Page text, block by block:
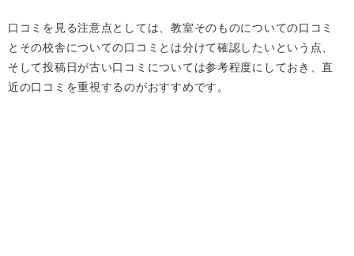
口コミを見る注意点としては、教室そのものについての口コミ
とその校舎についての口コミとは分けて確認したいという点、
そして投稿日が古い口コミについては参考程度にしておき、直
近の口コミを重視するのがおすすめです。